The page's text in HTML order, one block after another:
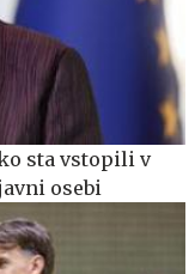
sta vstopili v
osebi